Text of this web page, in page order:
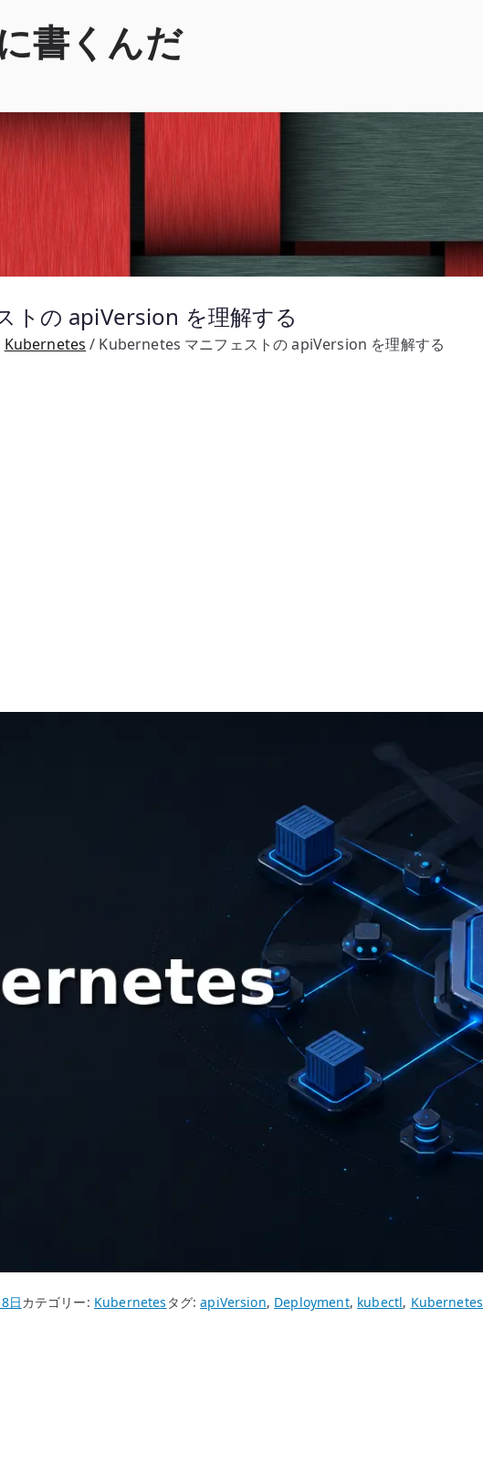
書くんだ
トの apiVersion を理解する
Kubernetes Kubernetes マニフェストの apiVersion を理解する
日カテゴリー: Kubernetes タグ:apiVersion, Deployment, kubectl, Kubernetes